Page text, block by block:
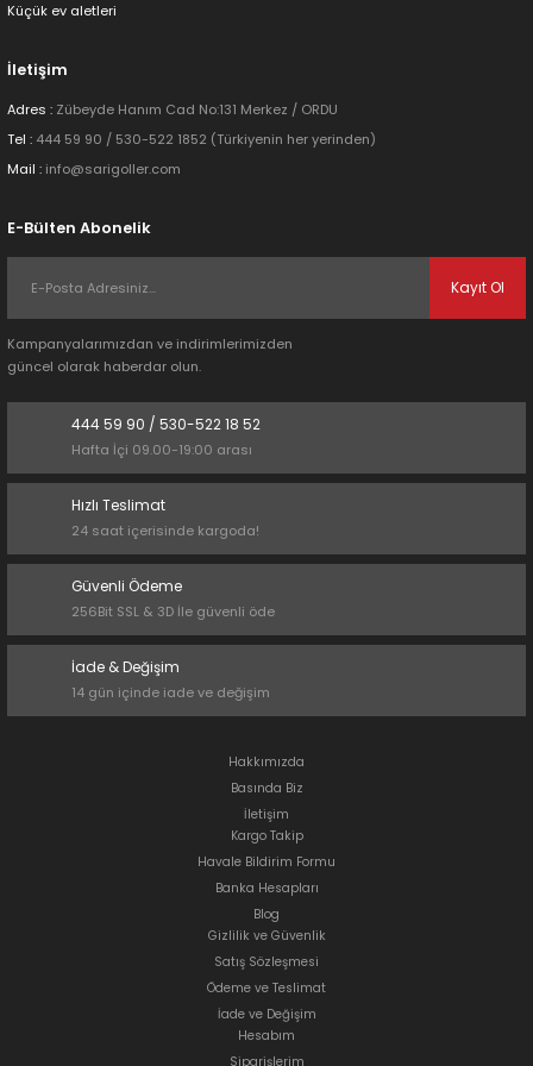
Küçük ev aletleri
İletişim
Adres : Zübeyde Hanım Cad No:131 Merkez / ORDU
Tel : 444 59 90 / 530-522 1852 (Türkiyenin her yerinden)
Mail : info@sarigoller.com
E-Bülten Abonelik
Kayıt Ol
Kampanyalarımızdan ve indirimlerimizden
güncel olarak haberdar olun.
444 59 90 / 530-522 18 52
Hafta İçi 09.00-19:00 arası
Hızlı Teslimat
24 saat içerisinde kargoda!
Güvenli Ödeme
256Bit SSL & 3D İle güvenli öde
İade & Değişim
14 gün içinde iade ve değişim
Hakkımızda
Basında Biz
İletişim
Kargo Takip
Havale Bildirim Formu
Banka Hesapları
Blog
Gizlilik ve Güvenlik
Satış Sözleşmesi
Ödeme ve Teslimat
İade ve Değişim
Hesabım
Siparişlerim